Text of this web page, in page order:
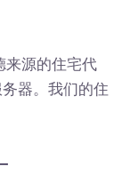
来源的住宅代
器。我们的住